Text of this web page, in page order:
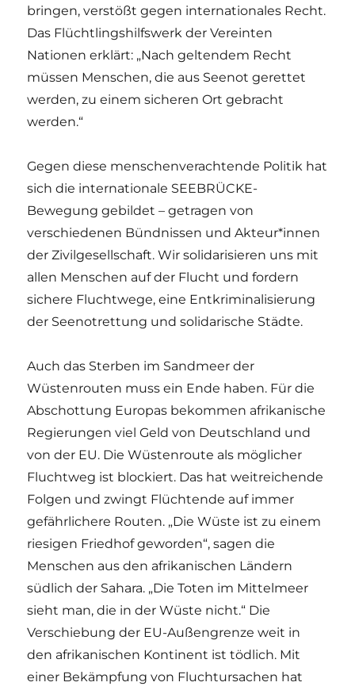
bringen, verstößt gegen internationales Recht.
Das Flüchtlingshilfswerk der Vereinten
Nationen erklärt: „Nach geltendem Recht
müssen Menschen, die aus Seenot gerettet
werden, zu einem sicheren Ort gebracht
werden.“
Gegen diese menschenverachtende Politik hat
sich die internationale SEEBRÜCKE-
Bewegung gebildet – getragen von
verschiedenen Bündnissen und Akteur*innen
der Zivilgesellschaft. Wir solidarisieren uns mit
allen Menschen auf der Flucht und fordern
sichere Fluchtwege, eine Entkriminalisierung
der Seenotrettung und solidarische Städte.
Auch das Sterben im Sandmeer der
Wüstenrouten muss ein Ende haben. Für die
Abschottung Europas bekommen afrikanische
Regierungen viel Geld von Deutschland und
von der EU. Die Wüstenroute als möglicher
Fluchtweg ist blockiert. Das hat weitreichende
Folgen und zwingt Flüchtende auf immer
gefährlichere Routen. „Die Wüste ist zu einem
riesigen Friedhof geworden“, sagen die
Menschen aus den afrikanischen Ländern
südlich der Sahara. „Die Toten im Mittelmeer
sieht man, die in der Wüste nicht.“ Die
Verschiebung der EU-Außengrenze weit in
den afrikanischen Kontinent ist tödlich. Mit
einer Bekämpfung von Fluchtursachen hat